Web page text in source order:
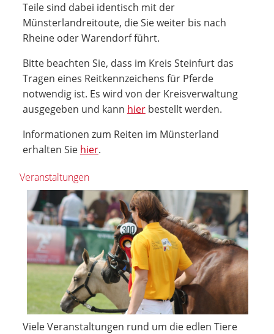
Teile sind dabei identisch mit der
Münsterlandreitoute, die Sie weiter bis nach
Rheine oder Warendorf führt.
Bitte beachten Sie, dass im Kreis Steinfurt das
Tragen eines Reitkennzeichens für Pferde
notwendig ist. Es wird von der Kreisverwaltung
ausgegeben und kann hierbestellt werden.
Informationen zum Reiten im Münsterland
erhalten Sie hier.
Veranstaltungen
Viele Veranstaltungen rund um die edlen Tiere